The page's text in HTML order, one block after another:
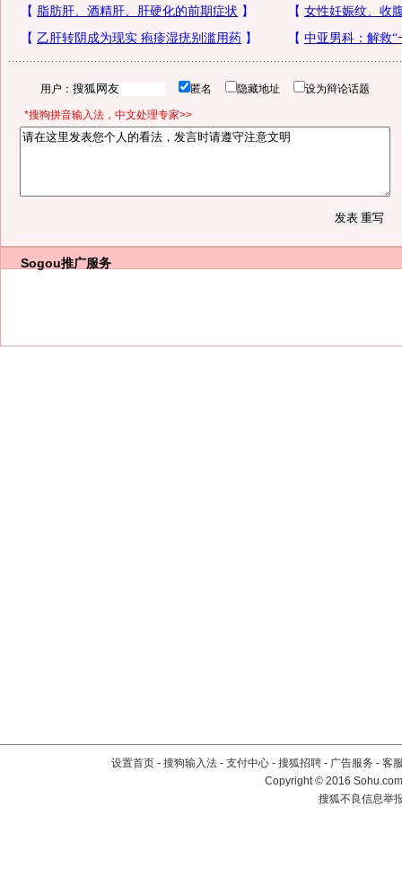
用户： 匿名 隐藏地址 设为辩论话题
*搜狗拼音输入法，中文处理专家>>
Sogou推广服务
设置首页 - 搜狗输入法 - 支付中心 - 搜狐招聘 - 广告服务 - 客
Copyright©2016
搜狐不良信息举